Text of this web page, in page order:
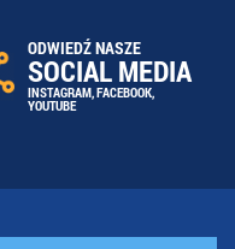
ODWIEDŹ NASZE
SOCIAL MEDIA
INSTAGRAM,FACEBOOK,
YOUTUBE